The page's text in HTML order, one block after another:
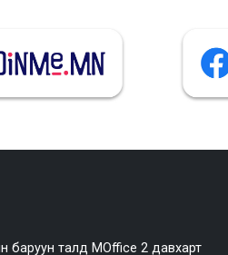
баруун талд MOffice 2 давхарт